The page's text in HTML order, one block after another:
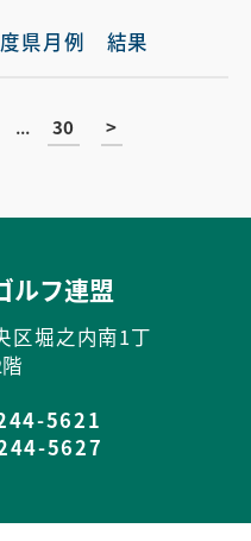
県月例　結果
... 30 >
ルフ連盟
区堀之内南1丁
5621
5627